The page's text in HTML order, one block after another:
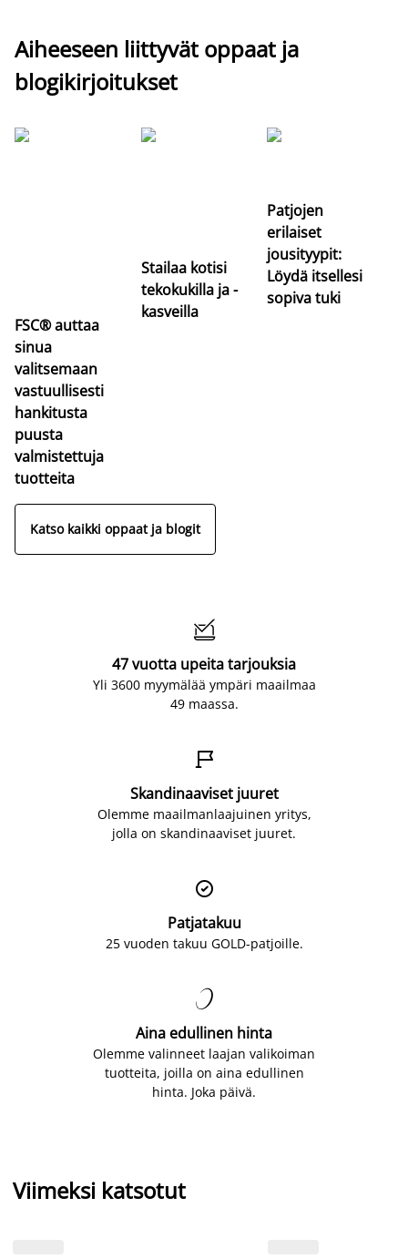
Aiheeseen liittyvät oppaat ja
blogikirjoitukset
FSC® auttaa
sinua
valitsemaan
vastuullisesti
hankitusta
puusta
valmistettuja
tuotteita
Stailaa kotisi
tekokukilla ja -
kasveilla
Patjojen
erilaiset
jousityypit:
Löydä itsellesi
sopiva tuki
Katso kaikki oppaat ja blogit

47 vuotta upeita tarjouksia
Yli 3600 myymälää ympäri maailmaa
49 maassa.

Skandinaaviset juuret
Olemme maailmanlaajuinen yritys,
jolla on skandinaaviset juuret.

Patjatakuu
25 vuoden takuu GOLD-patjoille.

Aina edullinen hinta
Olemme valinneet laajan valikoiman
tuotteita, joilla on aina edullinen
hinta. Joka päivä.
Viimeksi katsotut